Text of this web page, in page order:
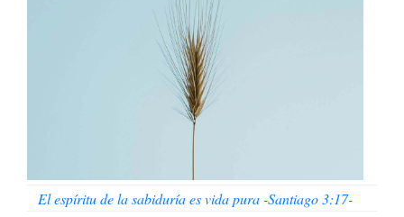
El espíritu de la sabiduría es vida pura -Santiago 3:17-